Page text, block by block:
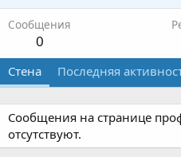
Сообщения
0
Стена Последняя
Сообщения на странице
отсутствуют.